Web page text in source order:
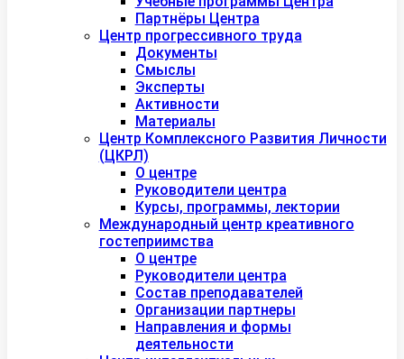
Партнёры Центра
Центр прогрессивного труда
Документы
Смыслы
Эксперты
Активности
Материалы
Центр Комплексного Развития Личности
(ЦКРЛ)
О центре
Руководители центра
Курсы, программы, лектории
Международный центр креативного
гостеприимства
О центре
Руководители центра
Состав преподавателей
Организации партнеры
Направления и формы
деятельности